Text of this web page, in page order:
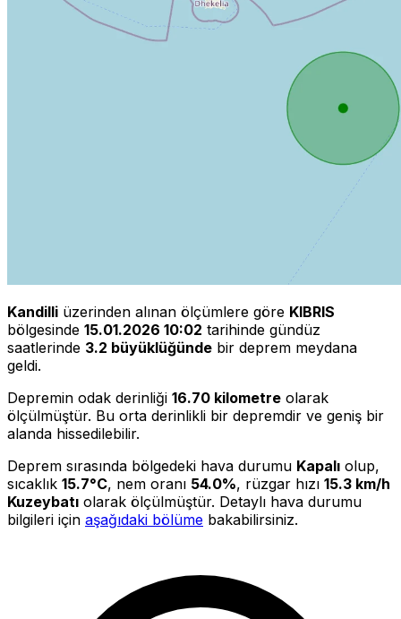
Kandilli üzerinden alınan ölçümlere göre KIBRIS
bölgesinde 15.01.2026 10:02 tarihinde gündüz
saatlerinde 3.2 büyüklüğünde bir deprem meydana
geldi.
Depremin odak derinliği 16.70 kilometre olarak
ölçülmüştür. Bu orta derinlikli bir depremdir ve geniş bir
alanda hissedilebilir.
Deprem sırasında bölgedeki hava durumu Kapalı olup,
sıcaklık 15.7°C, nem oranı 54.0%, rüzgar hızı 15.3 km/h
Kuzeybatı olarak ölçülmüştür. Detaylı hava durumu
bilgileri için aşağıdaki bölüme bakabilirsiniz.